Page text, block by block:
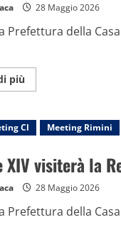
Marino
22
agosto,
Meeting
28 Maggio 2026
Prefettura della
più
informazioni
Leone
XIV
visiterà
Repubblica
di
Marino
22
agosto,
Cl Meeting Rimini
XIV visiterà la
28 Maggio 2026
Prefettura della